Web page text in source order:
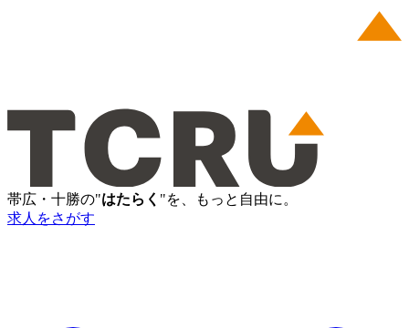
帯広・十勝の"はたらく "を、もっと自由に。
求人をさがす